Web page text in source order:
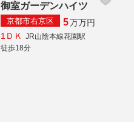
御室ガーデンハイツ
京都市右京区 5万万円
1ＤＫ
JR山陰本線花園駅
徒歩18分